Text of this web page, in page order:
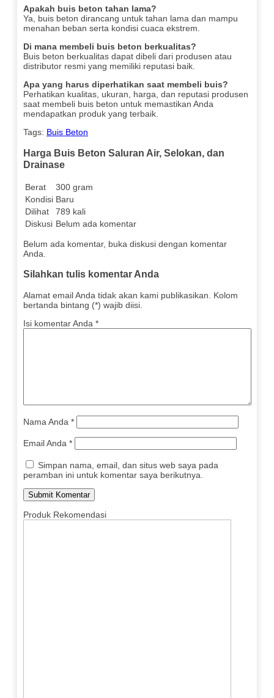
Apakah buis beton tahan lama?
Ya, buis beton dirancang untuk tahan lama dan mampu
menahan beban serta kondisi cuaca ekstrem.
Di mana membeli buis beton berkualitas?
Buis beton berkualitas dapat dibeli dari produsen atau
distributor resmi yang memiliki reputasi baik.
Apa yang harus diperhatikan saat membeli buis?
Perhatikan kualitas, ukuran, harga, dan reputasi produsen
saat membeli buis beton untuk memastikan Anda
mendapatkan produk yang terbaik.
Tags: Buis Beton
Harga Buis Beton Saluran Air, Selokan, dan
Drainase
Berat
300 gram
Kondisi Baru
Dilihat
789 kali
Diskusi Belum ada komentar
Belum ada komentar, buka diskusi dengan komentar
Anda.
Silahkan tulis komentar Anda
Alamat email Anda tidak akan kami publikasikan. Kolom
bertanda bintang (*) wajib diisi.
Isi komentar Anda *
Nama Anda *
Email Anda *
Simpan nama, email, dan situs web saya pada
peramban ini untuk komentar saya berikutnya.
Produk Rekomendasi